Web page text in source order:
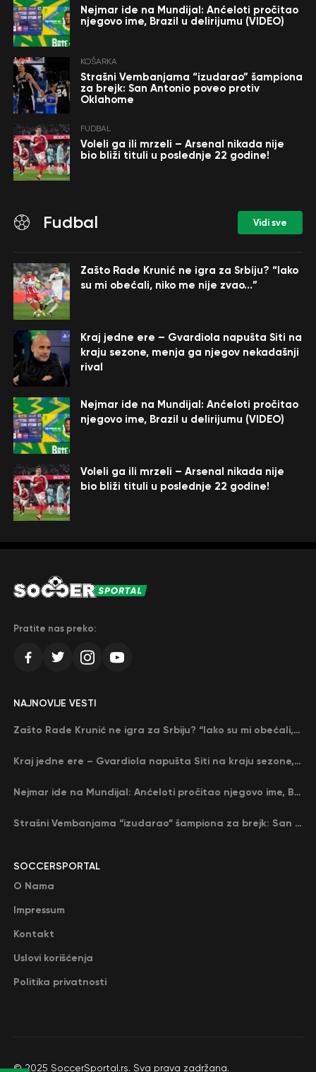
Nejmar ide na Mundijal: Anćeloti pročitao
njegovo ime, Brazil u delirijumu (VIDEO)
KOŠARKA
Strašni Vembanjama “izudarao” šampiona
za brejk: San Antonio poveo protiv
Oklahome
FUDBAL
Voleli ga ili mrzeli – Arsenal nikada nije
bio bliži tituli u poslednje 22 godine!
Fudbal Vidi sve
Zašto Rade Krunić ne igra za Srbiju? “Iako
su mi obećali, niko me nije zvao…”
Kraj jedne ere – Gvardiola napušta Siti na
kraju sezone, menja ga njegov nekadašnji
rival
Nejmar ide na Mundijal: Anćeloti pročitao
njegovo ime, Brazil u delirijumu (VIDEO)
Voleli ga ili mrzeli – Arsenal nikada nije
bio bliži tituli u poslednje 22 godine!
Pratite nas preko:
SOCCERSPORTAL
O Nama
Impressum
Kontakt
Uslovi korišćenja
Politika privatnosti
NAJNOVIJE VESTI
Zašto Rade Krunić ne igra za Srbiju? “Iako su mi obećali, niko me nije zvao…”
Kraj jedne ere – Gvardiola napušta Siti na kraju sezone, menja ga njegov nekadašnji rival
Nejmar ide na Mundijal: Anćeloti pročitao njegovo ime, Brazil u delirijumu (VIDEO)
Strašni Vembanjama “izudarao” šampiona za brejk: San Antonio poveo protiv Oklahome
© 2025 SoccerSportal.rs. Sva prava zadržana.